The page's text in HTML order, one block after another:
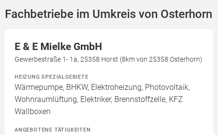
Fachbetriebe im Umkreis von Osterhorn
E & E Mielke GmbH
Gewerbestraße 1- 1a, 25358 Horst (8km von 25358 Osterhorn)
HEIZUNG SPEZIALGEBIETE
Wärmepumpe, BHKW, Elektroheizung, Photovoltaik,
Wohnraumlüftung, Elektriker, Brennstoffzelle, KFZ
Wallboxen
ANGEBOTENE TÄTIGKEITEN